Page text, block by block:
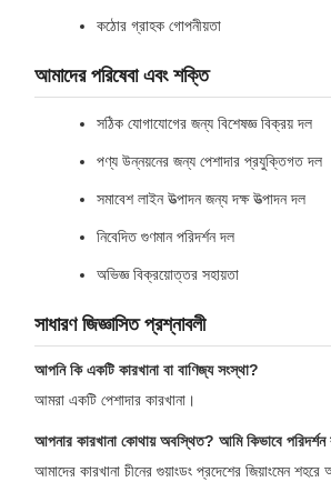
কঠোর গ্রাহক গোপনীয়তা
আমাদের পরিষেবা এবং শক্তি
সঠিক যোগাযোগের জন্য বিশেষজ্ঞ বিক্রয় দল
পণ্য উন্নয়নের জন্য পেশাদার প্রযুক্তিগত দল
সমাবেশ লাইন উত্পাদন জন্য দক্ষ উত্পাদন দল
নিবেদিত গুণমান পরিদর্শন দল
অভিজ্ঞ বিক্রয়োত্তর সহায়তা
সাধারণ জিজ্ঞাসিত প্রশ্নাবলী
আপনি কি একটি কারখানা বা বাণিজ্য সংস্থা?
আমরা একটি পেশাদার কারখানা।
আপনার কারখানা কোথায় অবস্থিত? আমি কিভাবে পরিদর্শন
আমাদের কারখানা চীনের গুয়াংডং প্রদেশের জিয়াংমেন